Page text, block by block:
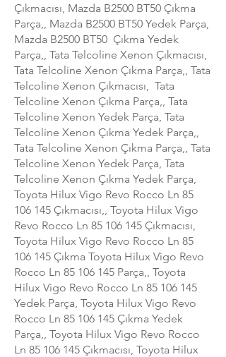
Çıkmacısı, Mazda B2500 BT50 Çıkma
Parça,, Mazda B2500 BT50 Yedek Parça,
Mazda B2500 BT50 Çıkma Yedek
Parça,, Tata Telcoline Xenon Çıkmacısı,
Tata Telcoline Xenon Çıkma Parça,, Tata
Telcoline Xenon Çıkmacısı, Tata
Telcoline Xenon Çıkma Parça,, Tata
Telcoline Xenon Yedek Parça, Tata
Telcoline Xenon Çıkma Yedek Parça,,
Tata Telcoline Xenon Çıkma Parça,, Tata
Telcoline Xenon Yedek Parça, Tata
Telcoline Xenon Çıkma Yedek Parça,
Toyota Hilux Vigo Revo Rocco Ln 85
106 145 Çıkmacısı,, Toyota Hilux Vigo
Revo Rocco Ln 85 106 145 Çıkmacısı,
Toyota Hilux Vigo Revo Rocco Ln 85
106 145 Çıkma Toyota Hilux Vigo Revo
Rocco Ln 85 106 145 Parça,, Toyota
Hilux Vigo Revo Rocco Ln 85 106 145
Yedek Parça, Toyota Hilux Vigo Revo
Rocco Ln 85 106 145 Çıkma Yedek
Parça,, Toyota Hilux Vigo Revo Rocco
Ln 85 106 145 Çıkmacısı, Toyota Hilux